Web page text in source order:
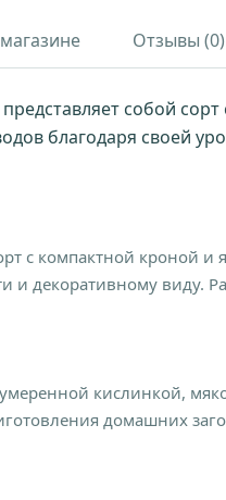
Отзывы (0)
собой
благодаря своей
с компактной кроной
и декоративному виду.
кислинкой,
домашних